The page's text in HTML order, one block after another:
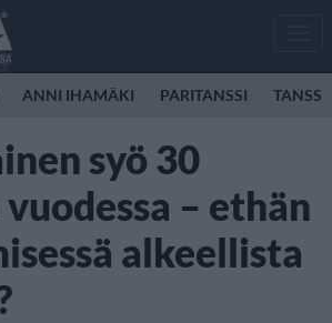
ANNI IHAMÄKI PARITANSSI TANSSI
syö 30
– ethän
alkeellista